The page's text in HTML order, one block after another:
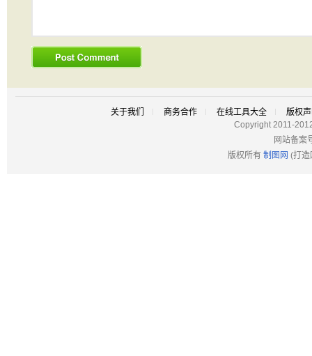
关于我们 商务合作 在线工具大全
版权
Copyright 2011-
网站备案
版权所有 制图网 (打造